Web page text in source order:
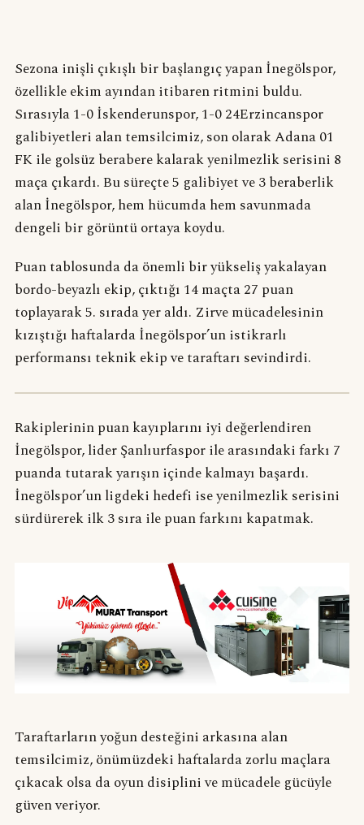
Sezona inişli çıkışlı bir başlangıç yapan İnegölspor,
özellikle ekim ayından itibaren ritmini buldu.
Sırasıyla 1-0 İskenderunspor, 1-0 24Erzincanspor
galibiyetleri alan temsilcimiz, son olarak Adana 01
FK ile golsüz berabere kalarak yenilmezlik serisini 8
maça çıkardı. Bu süreçte 5 galibiyet ve 3 beraberlik
alan İnegölspor, hem hücumda hem savunmada
dengeli bir görüntü ortaya koydu.
Puan tablosunda da önemli bir yükseliş yakalayan
bordo-beyazlı ekip, çıktığı 14 maçta 27 puan
toplayarak 5. sırada yer aldı. Zirve mücadelesinin
kızıştığı haftalarda İnegölspor’un istikrarlı
performansı teknik ekip ve taraftarı sevindirdi.
Rakiplerinin puan kayıplarını iyi değerlendiren
İnegölspor, lider Şanlıurfaspor ile arasındaki farkı 7
puanda tutarak yarışın içinde kalmayı başardı.
İnegölspor’un ligdeki hedefi ise yenilmezlik serisini
sürdürerek ilk 3 sıra ile puan farkını kapatmak.
Taraftarların yoğun desteğini arkasına alan
temsilcimiz, önümüzdeki haftalarda zorlu maçlara
çıkacak olsa da oyun disiplini ve mücadele gücüyle
güven veriyor.